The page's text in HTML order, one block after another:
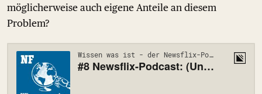
möglicherweise auch eigene Anteile an diesem
Problem?